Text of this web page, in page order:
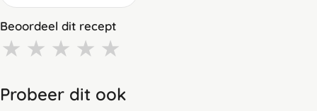
Beoordeel dit recept
★ ★ ★ ★ ★
Probeer dit ook